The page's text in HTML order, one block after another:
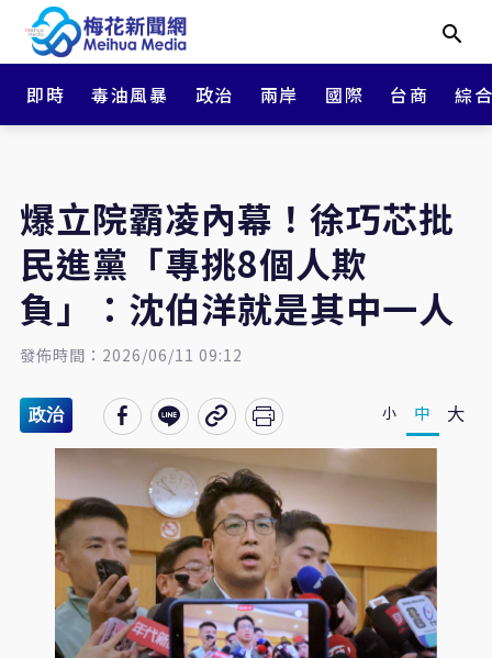
即時 毒油風暴 政治 兩岸 國際 台商 綜
爆立院霸凌內幕！徐巧芯批
民進黨「專挑8個人欺
負」：沈伯洋就是其中一人
發佈時間：2026/06/11 09:12
政治 小 中 大